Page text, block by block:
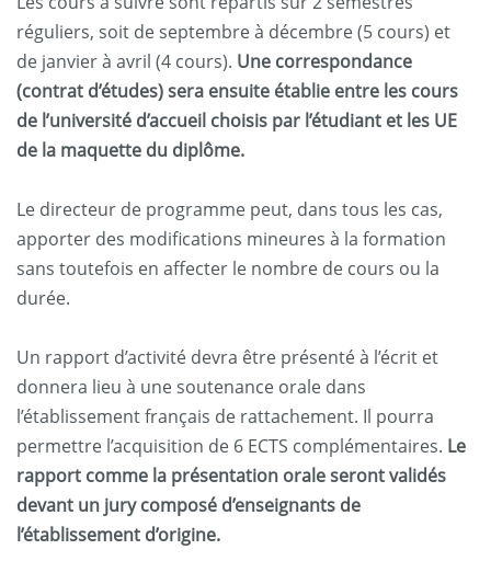
réguliers, soit de septembre à décembre (5 cours) et
de janvier à avril (4 cours). Une correspondance
(contrat d’études) sera ensuite établie entre les cours
de l’université d’accueil choisis par l’étudiant et les UE
de la maquette du diplôme.
Le directeur de programme peut, dans tous les cas,
apporter des modifications mineures à la formation
sans toutefois en affecter le nombre de cours ou la
durée.
Un rapport d’activité devra être présenté à l’écrit et
donnera lieu à une soutenance orale dans
l’établissement français de rattachement. Il pourra
permettre l’acquisition de 6 ECTS complémentaires. Le
rapport comme la présentation orale seront validés
devant un jury composé d’enseignants de
l’établissement d’origine.